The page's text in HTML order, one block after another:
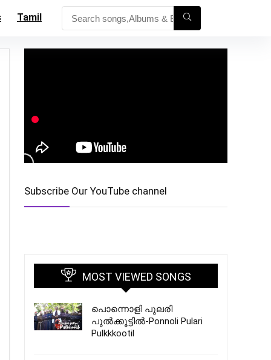
Tamil
Subscribe Our YouTube channel
MOST VIEWED SONGS
പൊന്നൊളി പുലരി
പുൽക്കൂട്ടിൽ-Ponnoli Pulari
Pulkkkootil